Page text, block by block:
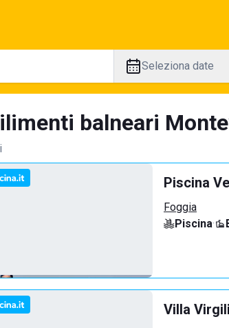
Seleziona date
balneari
Piscina
Foggia
Piscina·
Villa